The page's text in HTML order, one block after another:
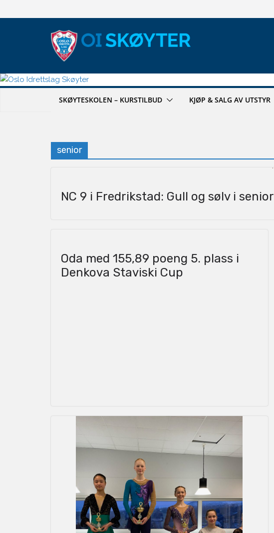
til
SKØYTESKOLEN – KURSTILBUD KJØP & SALG AV UTSTYR
senior
NC 9 i Fredrikstad: Gull og sølv i senior
Oda med 155,89 poeng 5. plass i
Denkova Staviski Cup